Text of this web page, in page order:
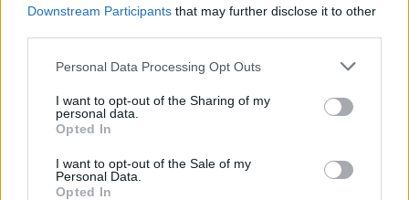
Downstream Participants that may further disclose it to other
Personal Data Processing Opt Outs
I want to opt-out of the Sharing of my
personal data.
Opted In
I want to opt-out of the Sale of my
Personal Data.
Opted In
SUEÑO DEL BEBÉ